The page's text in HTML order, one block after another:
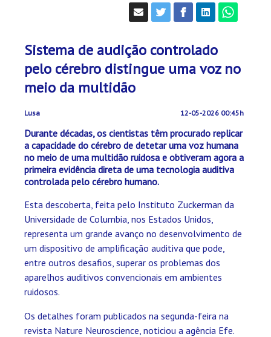
Sistema de audição controlado
pelo cérebro distingue uma voz no
meio da multidão
Lusa 12-05-2026 00:45h
Durante décadas, os cientistas têm procurado replicar
a capacidade do cérebro de detetar uma voz humana
no meio de uma multidão ruidosa e obtiveram agora a
primeira evidência direta de uma tecnologia auditiva
controlada pelo cérebro humano.
Esta descoberta, feita pelo Instituto Zuckerman da
Universidade de Columbia, nos Estados Unidos,
representa um grande avanço no desenvolvimento de
um dispositivo de amplificação auditiva que pode,
entre outros desafios, superar os problemas dos
aparelhos auditivos convencionais em ambientes
ruidosos.
Os detalhes foram publicados na segunda-feira na
revista Nature Neuroscience, noticiou a agência Efe.